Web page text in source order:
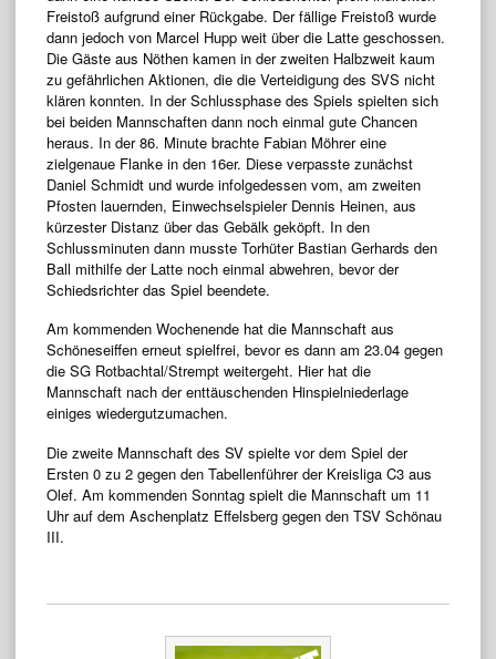
Freistoß aufgrund einer Rückgabe. Der fällige Freistoß wurde
dann jedoch von Marcel Hupp weit über die Latte geschossen.
Die Gäste aus Nöthen kamen in der zweiten Halbzweit kaum
zu gefährlichen Aktionen, die die Verteidigung des SVS nicht
klären konnten. In der Schlussphase des Spiels spielten sich
bei beiden Mannschaften dann noch einmal gute Chancen
heraus. In der 86. Minute brachte Fabian Möhrer eine
zielgenaue Flanke in den 16er. Diese verpasste zunächst
Daniel Schmidt und wurde infolgedessen vom, am zweiten
Pfosten lauernden, Einwechselspieler Dennis Heinen, aus
kürzester Distanz über das Gebälk geköpft. In den
Schlussminuten dann musste Torhüter Bastian Gerhards den
Ball mithilfe der Latte noch einmal abwehren, bevor der
Schiedsrichter das Spiel beendete.
Am kommenden Wochenende hat die Mannschaft aus
Schöneseiffen erneut spielfrei, bevor es dann am 23.04 gegen
die SG Rotbachtal/Strempt weitergeht. Hier hat die
Mannschaft nach der enttäuschenden Hinspielniederlage
einiges wiedergutzumachen.
Die zweite Mannschaft des SV spielte vor dem Spiel der
Ersten 0 zu 2 gegen den Tabellenführer der Kreisliga C3 aus
Olef. Am kommenden Sonntag spielt die Mannschaft um 11
Uhr auf dem Aschenplatz Effelsberg gegen den TSV Schönau
III.